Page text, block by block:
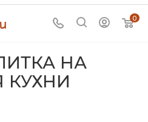
0
НА
КУХНИ